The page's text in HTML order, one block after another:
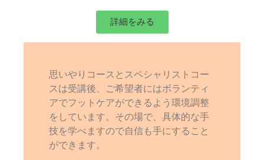
詳細をみる
思いやりコースとスペシャリストコー
スは受講後、ご希望者にはボランティ
アでフットケアができるよう環境調整
をしています。その場で、具体的な手
技を学べますので自信も手にすること
ができます。